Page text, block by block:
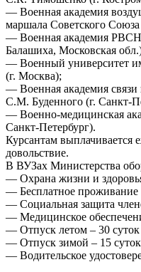
— Военная академия
маршала Советского
— Военная академия РВСН
Балашиха, Московская
— Военный университет
(г. Москва);
— Военная академия
С.М. Буденного (г. Санкт-
— Военно-медицинская
Санкт-Петербург).
Курсантам выплачивается
довольствие.
В ВУЗах Министерства
— Охрана жизни и
— Бесплатное проживание
— Социальная защита
— Медицинское
— Отпуск летом – 30 суток
— Отпуск зимой – 15 суток
— Водительское